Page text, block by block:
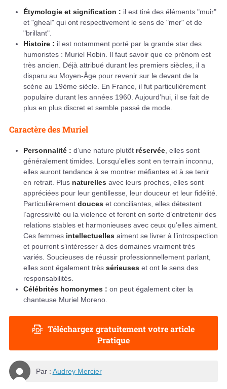
Étymologie et signification : il est tiré des éléments "muir"
et "gheal" qui ont respectivement le sens de "mer" et de
"brillant".
Histoire : il est notamment porté par la grande star des
humoristes : Muriel Robin. Il faut savoir que ce prénom est
très ancien. Déjà attribué durant les premiers siècles, il a
disparu au Moyen-Âge pour revenir sur le devant de la
scène au 19ème siècle. En France, il fut particulièrement
populaire durant les années 1960. Aujourd’hui, il se fait de
plus en plus discret et semble passé de mode.
Caractère des Muriel
Personnalité : d’une nature plutôt réservée , elles sont
généralement timides. Lorsqu’elles sont en terrain inconnu,
elles auront tendance à se montrer méfiantes et à se tenir
en retrait. Plus naturelles avec leurs proches, elles sont
appréciées pour leur gentillesse, leur douceur et leur fidélité.
Particulièrement douces et conciliantes, elles détestent
l’agressivité ou la violence et feront en sorte d’entretenir des
relations stables et harmonieuses avec ceux qu’elles aiment.
Ces femmes intellectuelles aiment se livrer à l’introspection
et pourront s’intéresser à des domaines vraiment très
variés. Soucieuses de réussir professionnellement parlant,
elles sont également très sérieuses et ont le sens des
responsabilités.
Célébrités homonymes : on peut également citer la
chanteuse Muriel Moreno.
Téléchargez gratuitement votre article
Pratique
Par : Audrey Mercier